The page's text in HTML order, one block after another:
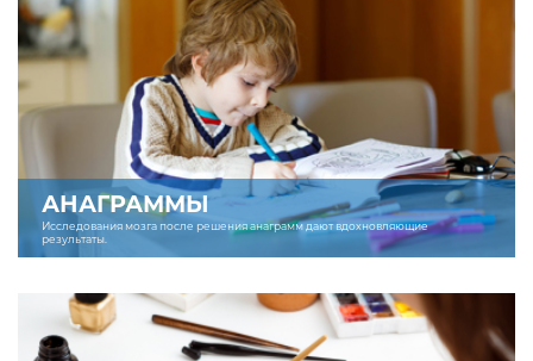
АНАГРАММЫ
Исследования мозга после решения анаграмм дают вдохновляющие
результаты.